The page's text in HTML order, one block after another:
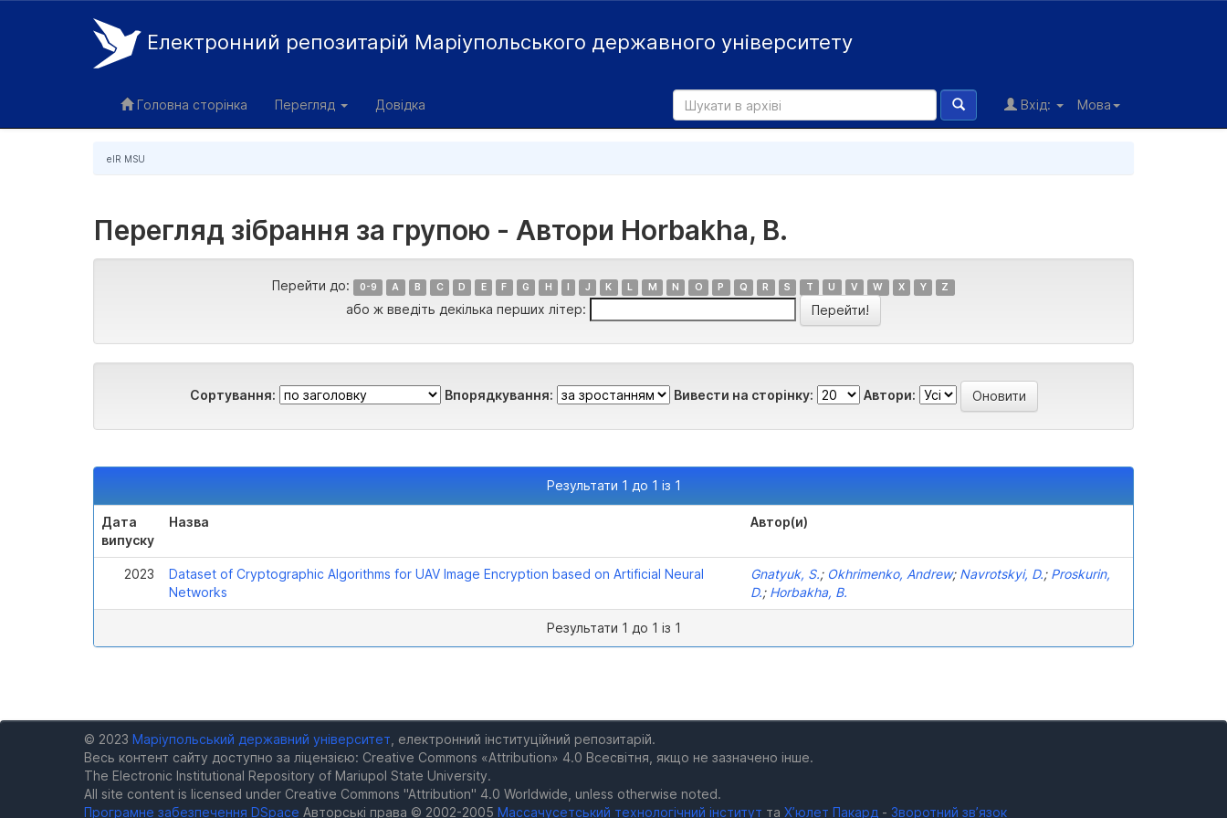
Електронний репозитарій Маріупольського державного університету
Головна сторінка Перегляд Довідка Мова
Вхід:
eIR MSU
Перегляд зібрання за групою - Автори Horbakha, B.
Перейти до: 0-9 A B C D E F G H I J K L M N O P Q R S T U V W X Y Z
або ж введіть декілька перших літер:
Сортування: Впорядкування: Вивести на сторінку: Автори:
Результати 1 до 1 із 1
Дата
випуску
Назва Автор(и)
2023
Dataset of Cryptographic Algorithms for UAV Image Encryption based on Artificial Neural
Networks
Gnatyuk, S.; Okhrimenko, Andrew; Navrotskyi, D.; Proskurin,
D.; Horbakha, B.
Результати 1 до 1 із 1
© 2023 Маріупольський державний університет , електронний інституційний репозитарій.
Весь контент сайту доступно за ліцензією: Creative Commons «Attribution» 4.0 Всесвітня, якщо не зазначено інше.
The Electronic Institutional Repository of Mariupol State University.
All site content is licensed under Creative Commons "Attribution" 4.0 Worldwide, unless otherwise noted.
Програмне забезпечення DSpace Авторські права © 2002-2005 Массачусетський технологічний інститут та Х’юлет Пакард - Зворотний зв’язок